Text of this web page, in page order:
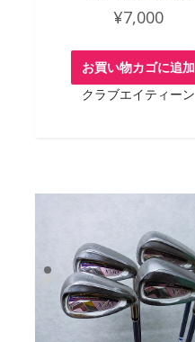
¥7,000
お買い物カゴに追加
クラブエイティーン